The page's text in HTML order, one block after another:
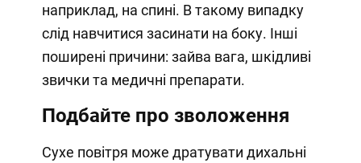
наприклад, на спині. В такому випадку
слід навчитися засинати на боку. Інші
поширені причини: зайва вага, шкідливі
звички та медичні препарати.
Подбайте про зволоження
Сухе повітря може дратувати дихальні